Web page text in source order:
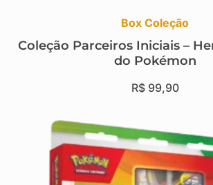
Box Coleção
Coleção Parceiros Iniciais –
do Pokémon
R$99,90